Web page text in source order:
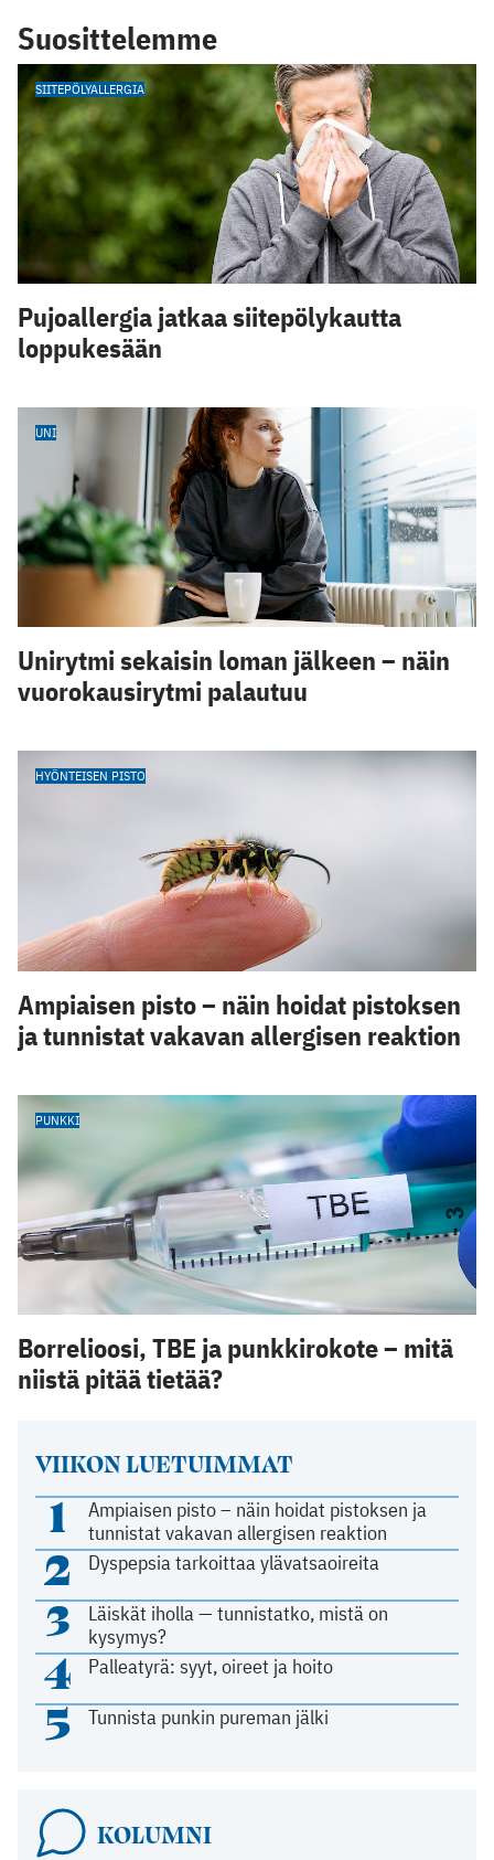
VIIKON LUETUIMMAT
1
Ampiaisen pisto – näin hoidat pistoksen ja
tunnistat vakavan allergisen reaktion
2 Dyspepsia tarkoittaa ylävatsaoireita
3
Läiskät iholla — tunnistatko, mistä on
kysymys?
4 Palleatyrä: syyt, oireet ja hoito
5 Tunnista punkin pureman jälki
KOLUMNI
Suosittelemme
SIITEPÖLYALLERGIA
Pujoallergia jatkaa siitepölykautta
loppukesään
UNI
Unirytmi sekaisin loman jälkeen – näin
vuorokausirytmi palautuu
HYÖNTEISEN PISTO
Ampiaisen pisto – näin hoidat pistoksen
ja tunnistat vakavan allergisen reaktion
PUNKKI
Borrelioosi, TBE ja punkkirokote – mitä
niistä pitää tietää?